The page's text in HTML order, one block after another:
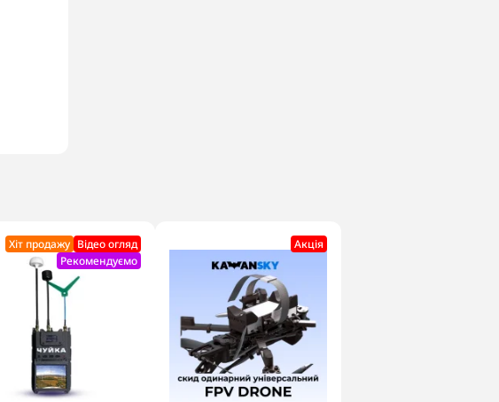
Хіт продажу Відео огляд
Рекомендуємо
Акцiя